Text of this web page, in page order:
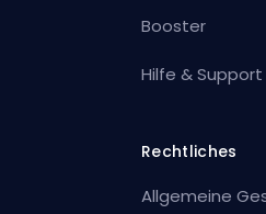
Booster
Hilfe & Support
Rechtliches
Allgemeine